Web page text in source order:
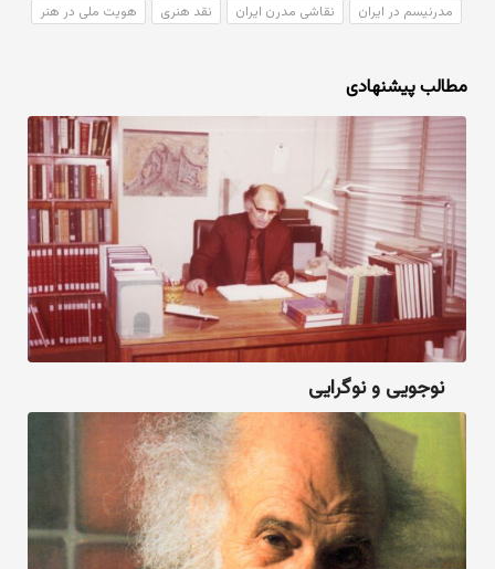
مدرنیسم در ایران نقاشی مدرن ایران نقد هنری هویت ملی در هنر
مطالب پیشنهادی
نوجویی و نوگرایی